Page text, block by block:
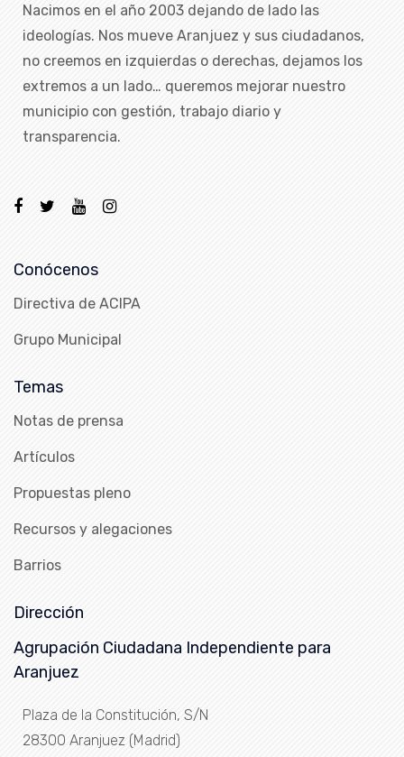
Nacimos en el año 2003 dejando de lado las
ideologías. Nos mueve Aranjuez y sus ciudadanos,
no creemos en izquierdas o derechas, dejamos los
extremos a un lado… queremos mejorar nuestro
municipio con gestión, trabajo diario y
transparencia.
Conócenos
Directiva de ACIPA
Grupo Municipal
Temas
Notas de prensa
Artículos
Propuestas pleno
Recursos y alegaciones
Barrios
Dirección
Agrupación Ciudadana Independiente para
Aranjuez
Plaza de la Constitución, S/N
28300 Aranjuez (Madrid)